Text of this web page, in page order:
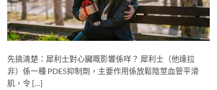
先搞清楚：犀利士對心臟嘅影響係咩？ 犀利士（他達拉
非）係一種 PDE5抑制劑，主要作用係放鬆陰莖血管平滑
肌，令 […]